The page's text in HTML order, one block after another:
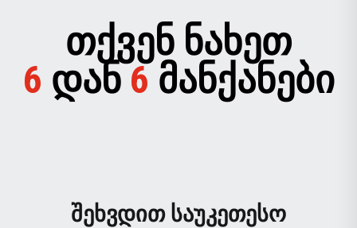
ᲗᲥᲕᲔᲜ ᲜᲐᲮᲔᲗ
6 ᲓᲐᲜ6 ᲛᲐᲜᲥᲐᲜᲔᲑᲘ
შეხვდით საუკეთესო